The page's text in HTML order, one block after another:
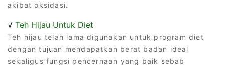
akibat oksidasi.
√ Teh Hijau Untuk Diet
Teh hijau telah lama digunakan untuk program diet
dengan tujuan mendapatkan berat badan ideal
sekaligus fungsi pencernaan yang baik sebab